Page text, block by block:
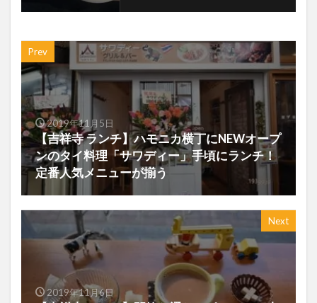
Prev
2019年11月5日
【吉祥寺 ランチ】ハモニカ横丁にNEWオープ
ンのタイ料理「サワディー」手頃にランチ！
定番人気メニューが揃う
Next
2019年11月6日